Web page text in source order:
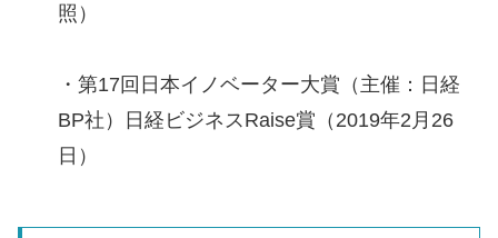
照）
・第17回日本イノベーター大賞（主催：日経
BP社）日経ビジネスRaise賞（2019年2月26
日）